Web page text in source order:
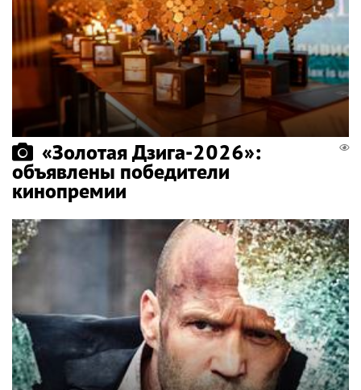
«Золотая Дзига-2026»:
объявлены победители
кинопремии